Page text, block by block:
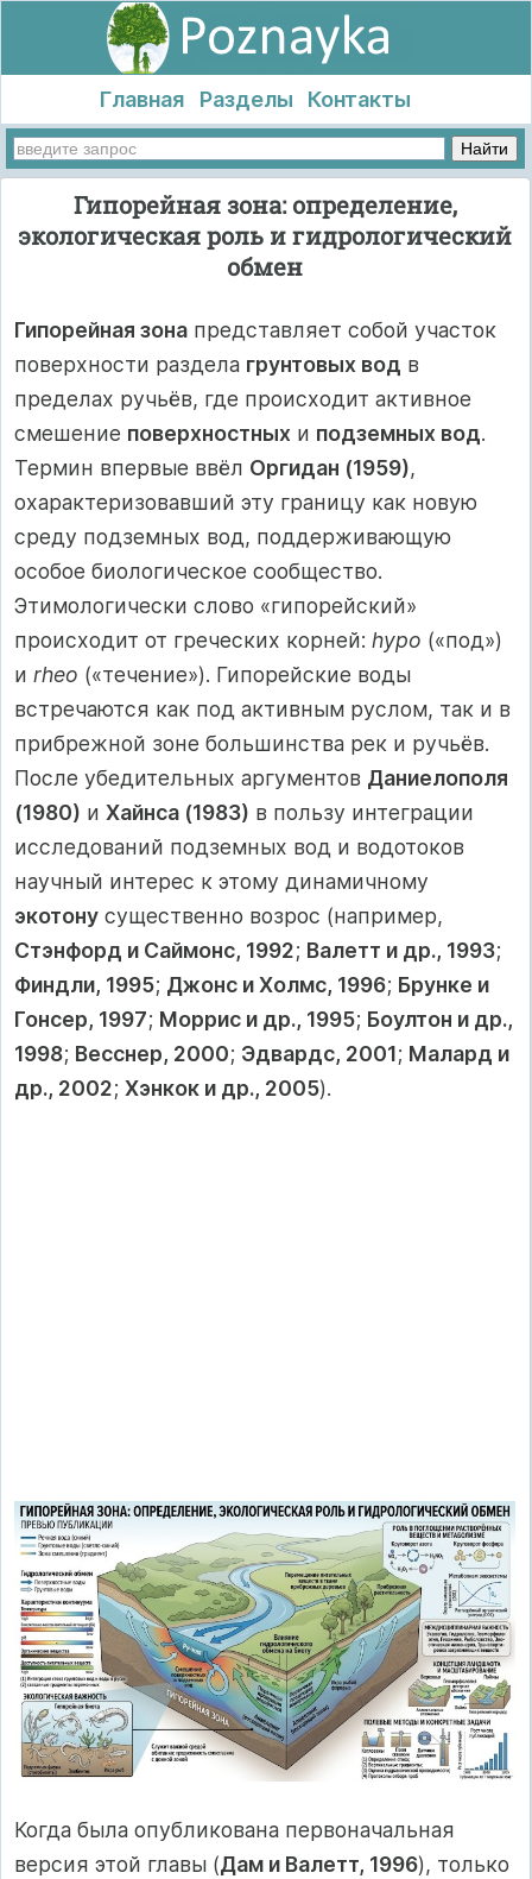
Главная Разделы Контакты
Гипорейная зона: определение,
экологическая роль и гидрологический
обмен
Гипорейная зона представляет собой участок
поверхности раздела грунтовых вод в
пределах ручьёв, где происходит активное
смешение поверхностных и подземных вод.
Термин впервые ввёл Оргидан (1959),
охарактеризовавший эту границу как новую
среду подземных вод, поддерживающую
особое биологическое сообщество.
Этимологически слово «гипорейский»
происходит от греческих корней: hypo («под»)
и rheo («течение»). Гипорейские воды
встречаются как под активным руслом, так и в
прибрежной зоне большинства рек и ручьёв.
После убедительных аргументов Даниелополя
(1980) и Хайнса (1983) в пользу интеграции
исследований подземных вод и водотоков
научный интерес к этому динамичному
экотону существенно возрос (например,
Стэнфорд и Саймонс, 1992; Валетт и др., 1993;
Финдли, 1995; Джонс и Холмс, 1996; Брунке и
Гонсер, 1997; Моррис и др., 1995; Боултон и др.,
1998; Весснер, 2000; Эдвардс, 2001; Малард и
др., 2002; Хэнкок и др., 2005).
Когда была опубликована первоначальная
версия этой главы (Дам и Валетт, 1996), только